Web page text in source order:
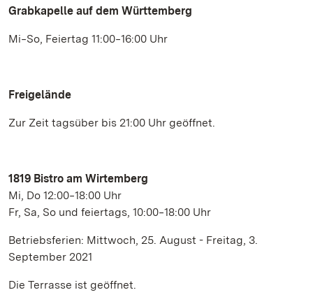
Grabkapelle auf dem Württemberg
Mi‒So, Feiertag 11:00‒16:00 Uhr
Freigelände
Zur Zeit tagsüber bis 21:00 Uhr geöffnet.
1819 Bistro am Wirtemberg
Mi, Do 12:00‒18:00 Uhr
Fr, Sa, So und feiertags, 10:00‒18:00 Uhr
Betriebsferien: Mittwoch, 25. August - Freitag, 3.
September 2021
Die Terrasse ist geöffnet.